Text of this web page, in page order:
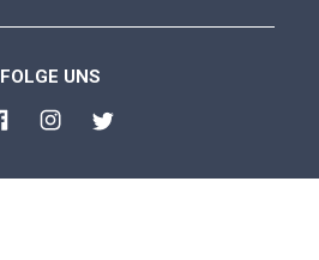
FOLGE UNS